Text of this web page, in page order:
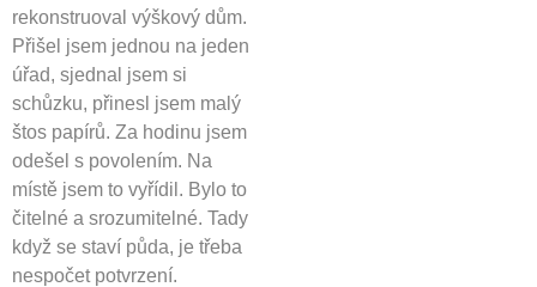
rekonstruoval výškový dům.
Přišel jsem jednou na jeden
úřad, sjednal jsem si
schůzku, přinesl jsem malý
štos papírů. Za hodinu jsem
odešel s povolením. Na
místě jsem to vyřídil. Bylo to
čitelné a srozumitelné. Tady
když se staví půda, je třeba
nespočet potvrzení.